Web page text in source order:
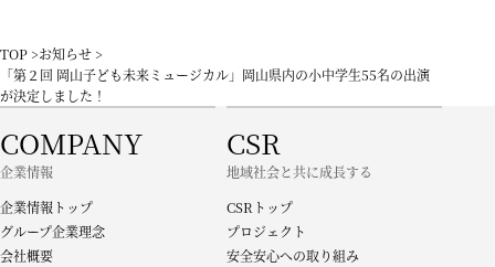
TOP
お知らせ
「第２回 岡山子ども未来ミュージカル」岡山県内の小中学生55名の出演
が決定しました！
COMPANY
企業情報
企業情報トップ
グループ企業理念
会社概要
CSR
地域社会と共に成長する
CSRトップ
プロジェクト
安全安心への取り組み